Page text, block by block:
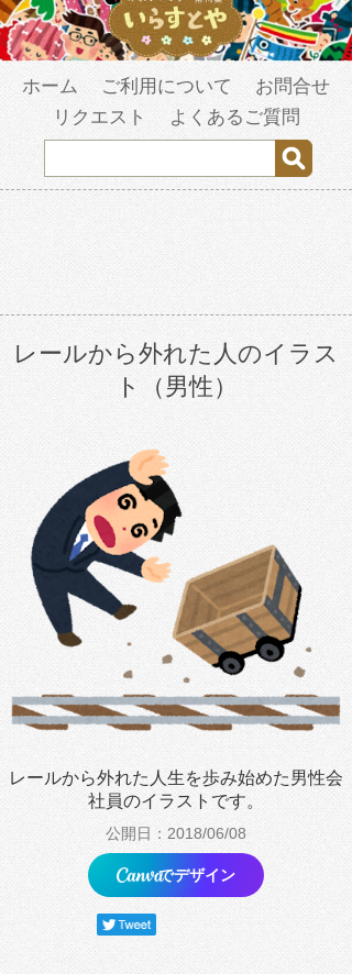
ホーム ご利用について
お問合せ
リクエスト
よくあるご質問
レールから外れた人のイラス
ト（男性）
レールから外れた人生を歩み始めた男性会
社員のイラストです。
公開日：2018/06/08
でデザイン